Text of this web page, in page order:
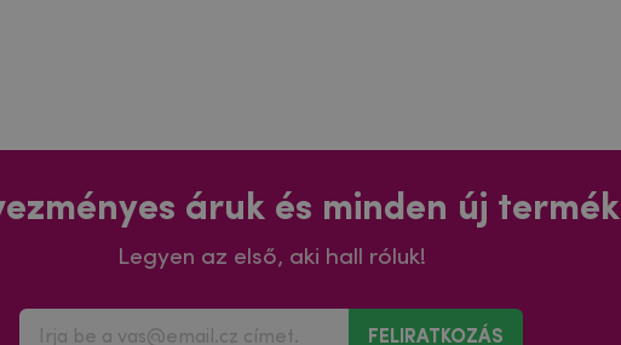
áruk és minden új termék
Legyen az első, aki hall róluk!
FELIRATKOZÁS